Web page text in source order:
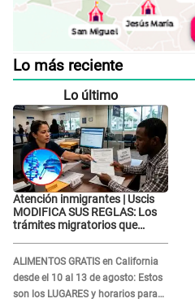
Lo más reciente
Lo último
Atención inmigrantes | Uscis
MODIFICA SUS REGLAS: Los
trámites migratorios que
ALIMENTOS GRATIS en California
desde el 10 al 13 de agosto: Estos
son los LUGARES y horarios para